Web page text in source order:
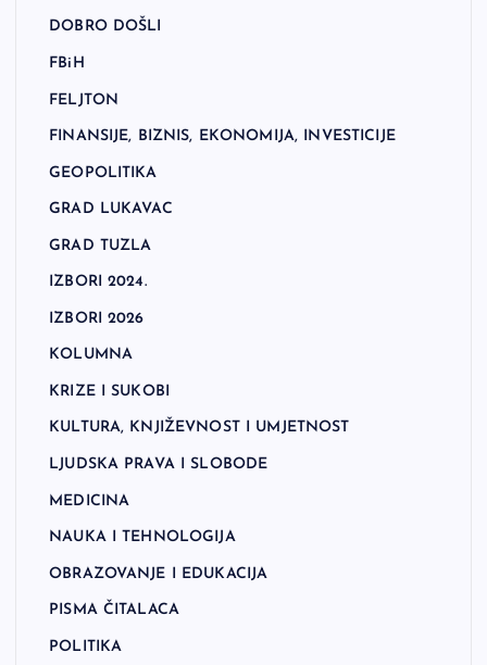
DOBRO DOŠLI
FBiH
FELJTON
FINANSIJE, BIZNIS, EKONOMIJA, INVESTICIJE
GEOPOLITIKA
GRAD LUKAVAC
GRAD TUZLA
IZBORI 2024.
IZBORI 2026
KOLUMNA
KRIZE I SUKOBI
KULTURA, KNJIŽEVNOST I UMJETNOST
LJUDSKA PRAVA I SLOBODE
MEDICINA
NAUKA I TEHNOLOGIJA
OBRAZOVANJE I EDUKACIJA
PISMA ČITALACA
POLITIKA